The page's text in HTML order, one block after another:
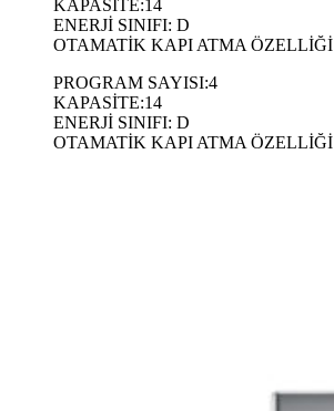
KAPASİTE:14
ENERJİ SINIFI: D
OTAMATİK KAPI ATMA ÖZELLİĞİ
PROGRAM SAYISI:4
KAPASİTE:14
ENERJİ SINIFI: D
OTAMATİK KAPI ATMA ÖZELLİĞİ